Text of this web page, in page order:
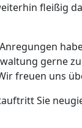
fleißig
gerne
freuen uns
Sie